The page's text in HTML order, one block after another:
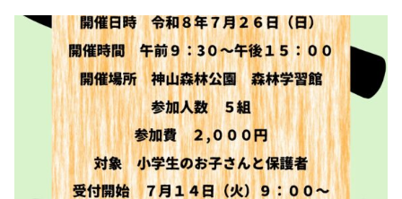
イルロ
ーザの
森管理
事務所
へのご